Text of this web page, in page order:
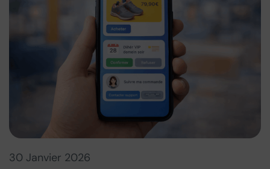
30 Janvier 2026